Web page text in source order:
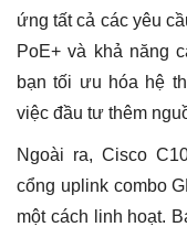
ứng tất cả các yêu
PoE+ và khả năng
bạn tối ưu hóa hệ
việc đầu tư thêm
Ngoài ra, Cisco
cổng uplink combo
một cách linh hoạt.